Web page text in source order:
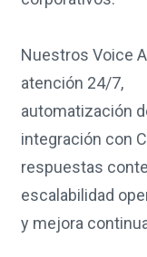
Nuestros Voice
atención 24/7,
automatización
integración con
respuestas
escalabilidad
y mejora